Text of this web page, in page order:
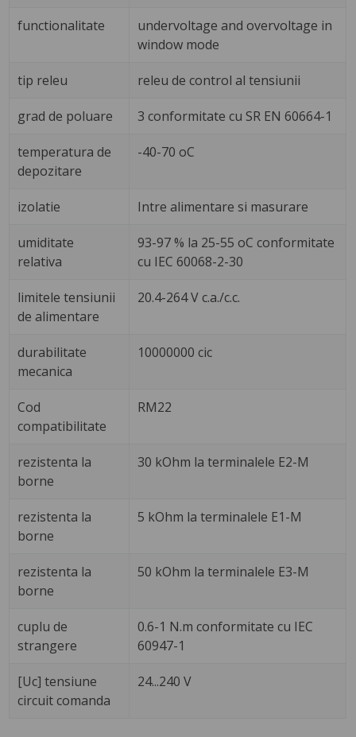
functionalitate
undervoltage and overvoltage in
window mode
tip releu releu de control al tensiunii
grad de poluare 3 conformitate cu SR EN 60664-1
temperatura de
depozitare
-40-70 oC
izolatie Intre alimentare si masurare
umiditate
relativa
93-97 % la 25-55 oC conformitate
cu IEC 60068-2-30
limitele tensiunii
de alimentare
20.4-264 V c.a./c.c.
durabilitate
mecanica
10000000 cic
Cod
compatibilitate
RM22
rezistenta la
borne
30 kOhm la terminalele E2-M
rezistenta la
borne
5 kOhm la terminalele E1-M
rezistenta la
borne
50 kOhm la terminalele E3-M
cuplu de
strangere
0.6-1 N.m conformitate cu IEC
60947-1
[Uc] tensiune
circuit comanda
24...240 V